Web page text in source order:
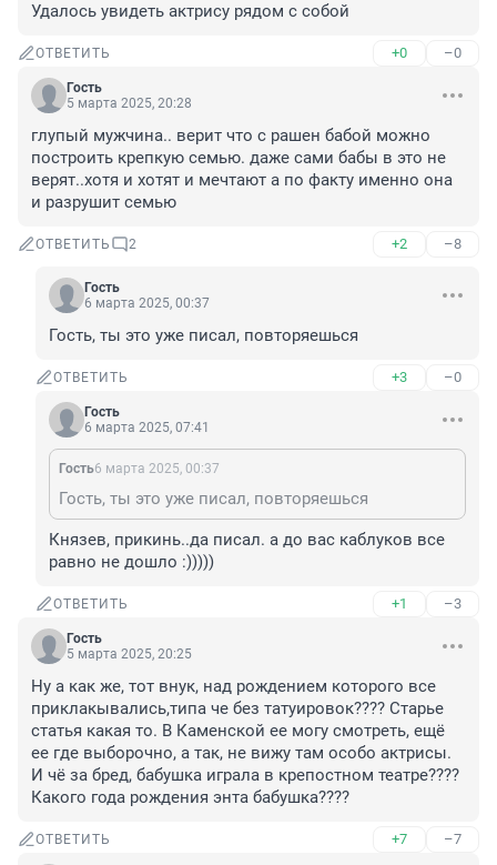
Удалось увидеть актрису рядом с собой
ОТВЕТИТЬ +0 –0
Гость
5 марта 2025, 20:28
глупый мужчина.. верит что с рашен бабой можно
построить крепкую семью. даже сами бабы в это не
верят..хотя и хотят и мечтают а по факту именно она
и разрушит семью
ОТВЕТИТЬ 2 +2 –8
Гость
6 марта 2025, 00:37
Гость, ты это уже писал, повторяешься
ОТВЕТИТЬ +3 –0
Гость
6 марта 2025, 07:41
Гость6 марта 2025, 00:37
Гость, ты это уже писал, повторяешься
Князев, прикинь..да писал. а до вас каблуков все
равно не дошло :)))))
ОТВЕТИТЬ +1 –3
Гость
5 марта 2025, 20:25
Ну а как же, тот внук, над рождением которого все
приклакывались,типа че без татуировок???? Старье
статья какая то. В Каменской ее могу смотреть, ещё
ее где выборочно, а так, не вижу там особо актрисы.
И чё за бред, бабушка играла в крепостном театре????
Какого года рождения энта бабушка????
ОТВЕТИТЬ +7 –7